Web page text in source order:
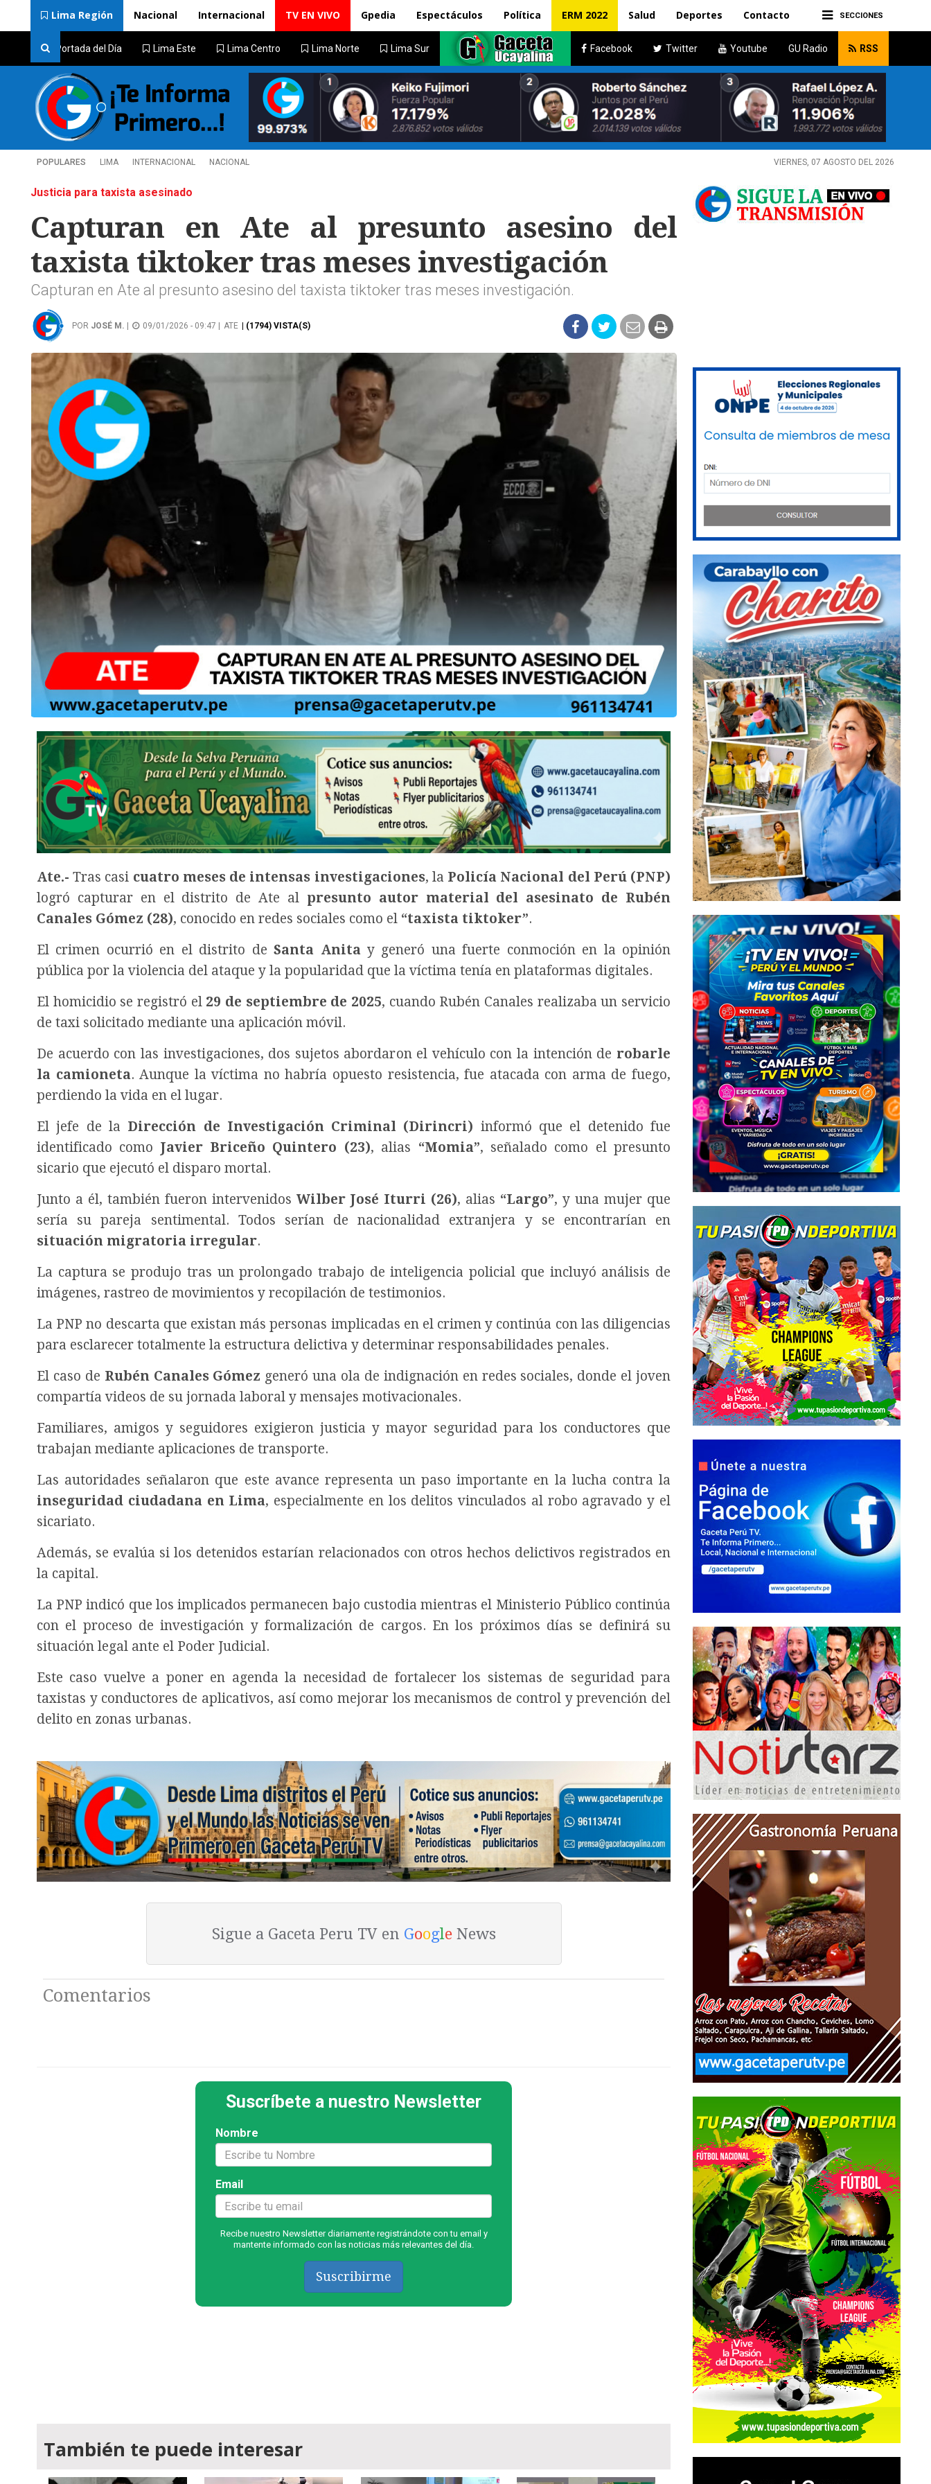
SECCIONES
Lima Región Nacional Internacional TV EN VIVO Gpedia Espectáculos Política ERM 2022 Salud Deportes Contacto
Portada del Día Lima Este Lima Centro Lima Norte Lima Sur Facebook Twitter Youtube GU Radio RSS
POPULARES LIMA INTERNACIONAL NACIONAL VIERNES, 07 AGOSTO DEL 2026
Justicia para taxista asesinado
Capturan en Ate al presunto asesino del
taxista tiktoker tras meses investigación
Capturan en Ate al presunto asesino del taxista tiktoker tras meses investigación.
POR JOSÉ M. 09/01/2026 - 09:47 | ATE | (1794) VISTA(S)
Ate.- Tras casi cuatro meses de intensas investigaciones, la Policía Nacional del Perú (PNP)
logró capturar en el distrito de Ate al presunto autor material del asesinato de Rubén
Canales Gómez (28), conocido en redes sociales como el “taxista tiktoker”.
El crimen ocurrió en el distrito deSanta Anitay generó una fuerte conmoción en la opinión
pública por la violencia del ataque y la popularidad que la víctima tenía en plataformas digitales.
El homicidio se registró el 29 de septiembre de 2025, cuando Rubén Canales realizaba un servicio
de taxi solicitado mediante una aplicación móvil.
De acuerdo con las investigaciones, dos sujetos abordaron el vehículo con la intención de robarle
la camioneta. Aunque la víctima no habría opuesto resistencia, fue atacada con arma de fuego,
perdiendo la vida en el lugar.
El jefe de la Dirección de Investigación Criminal (Dirincri) informó que el detenido fue
identificado como Javier Briceño Quintero (23), alias “Momia”, señalado como el presunto
sicario que ejecutó el disparo mortal.
Junto a él, también fueron intervenidos Wilber José Iturri (26), alias “Largo”, y una mujer que
sería su pareja sentimental. Todos serían de nacionalidad extranjera y se encontrarían en
situación migratoria irregular.
La captura se produjo tras un prolongado trabajo de inteligencia policial que incluyó análisis de
imágenes, rastreo de movimientos y recopilación de testimonios.
La PNP no descarta que existan más personas implicadas en el crimen y continúa con las diligencias
para esclarecer totalmente la estructura delictiva y determinar responsabilidades penales.
El caso de Rubén Canales Gómez generó una ola de indignación en redes sociales, donde el joven
compartía videos de su jornada laboral y mensajes motivacionales.
Familiares, amigos y seguidores exigieron justicia y mayor seguridad para los conductores que
trabajan mediante aplicaciones de transporte.
Las autoridades señalaron que este avance representa un paso importante en la lucha contra la
inseguridad ciudadana en Lima, especialmente en los delitos vinculados al robo agravado y el
sicariato.
Además, se evalúa si los detenidos estarían relacionados con otros hechos delictivos registrados en
la capital.
La PNP indicó que los implicados permanecen bajo custodia mientras el Ministerio Público continúa
con el proceso de investigación y formalización de cargos. En los próximos días se definirá su
situación legal ante el Poder Judicial.
Este caso vuelve a poner en agenda la necesidad de fortalecer los sistemas de seguridad para
taxistas y conductores de aplicativos, así como mejorar los mecanismos de control y prevención del
delito en zonas urbanas.
Sigue a Gaceta Peru TV en GoogleNews
Comentarios
Suscríbete a nuestro Newsletter
Nombre
Email
Recibe nuestro Newsletter diariamente registrándote con tu email y
mantente informado con las noticias más relevantes del día.
Suscribirme
También te puede interesar